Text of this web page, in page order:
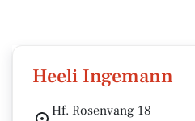
Heeli Ingemann
Hf. Rosenvang 18